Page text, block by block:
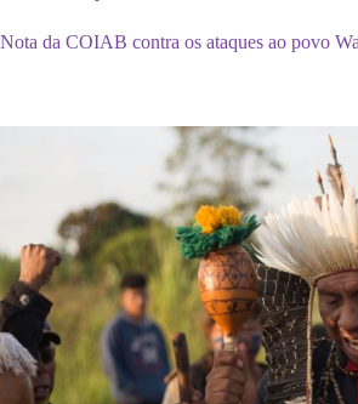
Nota da COIAB contra os ataques ao povo